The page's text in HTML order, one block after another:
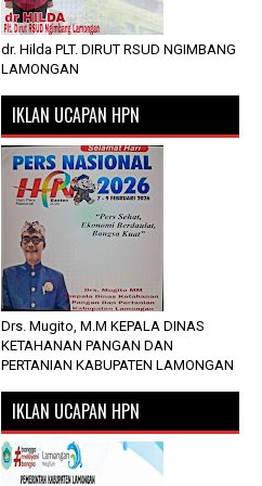
dr. Hilda PLT. DIRUT RSUD NGIMBANG
LAMONGAN
IKLAN UCAPAN HPN
Drs. Mugito, M.M KEPALA DINAS
KETAHANAN PANGAN DAN
PERTANIAN KABUPATEN LAMONGAN
IKLAN UCAPAN HPN